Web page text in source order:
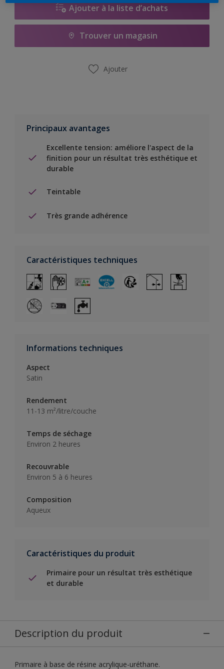
Ajouter à la liste d’achats
Trouver un magasin
Ajouter
Principaux avantages
Excellente tension: améliore l'aspect de la
finition pour un résultat très esthétique et
durable
Teintable
Très grande adhérence
Caractéristiques techniques
Informations techniques
Aspect
Satin
Rendement
11-13 m²/litre/couche
Temps de séchage
Environ 2 heures
Recouvrable
Environ 5 à 6 heures
Composition
Aqueux
Caractéristiques du produit
Primaire pour un résultat très esthétique
et durable
Description du produit
Primaire à base de résine acrylique-uréthane.